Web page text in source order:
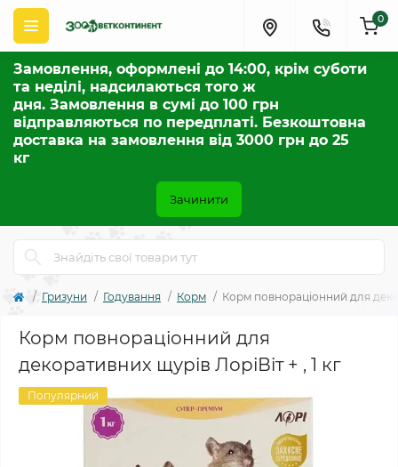
Замовлення, оформлені до 14:00, крім суботи
та неділі, надсилаються того ж
дня. Замовлення в сумі до 100 грн
відправляються по передплаті. Безкоштовна
доставка на замовлення від 3000 грн до 25
кг
Зачинити
0
Гризуни Годування Корм Корм повнораціонний для
Корм повнораціонний для
декоративних щурів ЛоріВіт + , 1 кг
Популярний